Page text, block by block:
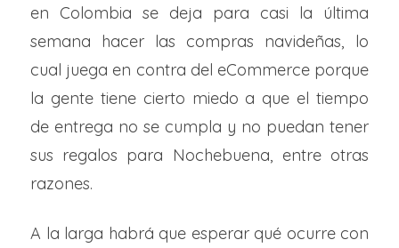
en Colombia se deja para casi la última
semana hacer las compras navideñas, lo
cual juega en contra del eCommerce porque
la gente tiene cierto miedo a que el tiempo
de entrega no se cumpla y no puedan tener
sus regalos para Nochebuena, entre otras
razones.
A la larga habrá que esperar qué ocurre con